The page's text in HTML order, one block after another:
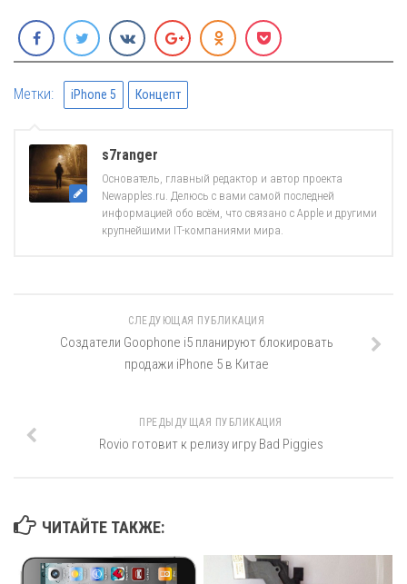
Метки: iPhone 5 Концепт
s7ranger
Основатель, главный редактор и автор проекта
Newapples.ru. Делюсь с вами самой последней
информацией обо всём, что связано с Apple и другими
крупнейшими IT-компаниями мира.
СЛЕДУЮЩАЯ ПУБЛИКАЦИЯ
Создатели Goophone i5 планируют блокировать
продажи iPhone 5 в Китае
ПРЕДЫДУЩАЯ ПУБЛИКАЦИЯ
Rovio готовит к релизу игру Bad Piggies
ЧИТАЙТЕ ТАКЖЕ: